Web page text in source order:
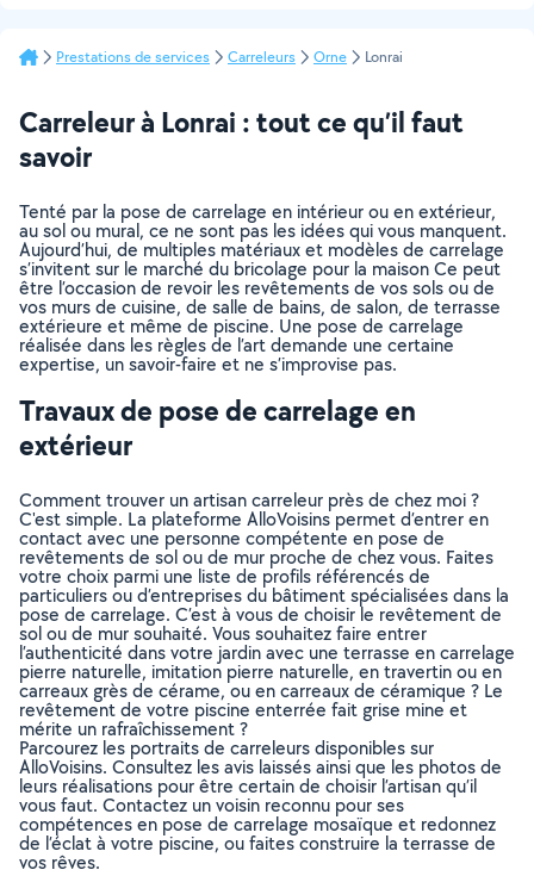
Prestations de services Carreleurs Orne Lonrai
Carreleur à Lonrai : tout ce qu’il faut
savoir
Tenté par la pose de carrelage en intérieur ou en extérieur,
au sol ou mural, ce ne sont pas les idées qui vous manquent.
Aujourd’hui, de multiples matériaux et modèles de carrelage
s’invitent sur le marché du bricolage pour la maison Ce peut
être l’occasion de revoir les revêtements de vos sols ou de
vos murs de cuisine, de salle de bains, de salon, de terrasse
extérieure et même de piscine. Une pose de carrelage
réalisée dans les règles de l’art demande une certaine
expertise, un savoir-faire et ne s’improvise pas.
Travaux de pose de carrelage en
extérieur
Comment trouver un artisan carreleur près de chez moi ?
C'est simple. La plateforme AlloVoisins permet d’entrer en
contact avec une personne compétente en pose de
revêtements de sol ou de mur proche de chez vous. Faites
votre choix parmi une liste de profils référencés de
particuliers ou d’entreprises du bâtiment spécialisées dans la
pose de carrelage. C’est à vous de choisir le revêtement de
sol ou de mur souhaité. Vous souhaitez faire entrer
l’authenticité dans votre jardin avec une terrasse en carrelage
pierre naturelle, imitation pierre naturelle, en travertin ou en
carreaux grès de cérame, ou en carreaux de céramique ? Le
revêtement de votre piscine enterrée fait grise mine et
mérite un rafraîchissement ?
Parcourez les portraits de carreleurs disponibles sur
AlloVoisins. Consultez les avis laissés ainsi que les photos de
leurs réalisations pour être certain de choisir l’artisan qu’il
vous faut. Contactez un voisin reconnu pour ses
compétences en pose de carrelage mosaïque et redonnez
de l’éclat à votre piscine, ou faites construire la terrasse de
vos rêves.